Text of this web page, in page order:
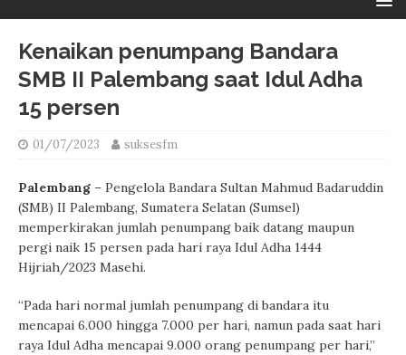
Kenaikan penumpang Bandara
SMB II Palembang saat Idul Adha
15 persen
01/07/2023 suksesfm
Palembang – Pengelola Bandara Sultan Mahmud Badaruddin
(SMB) II Palembang, Sumatera Selatan (Sumsel)
memperkirakan jumlah penumpang baik datang maupun
pergi naik 15 persen pada hari raya Idul Adha 1444
Hijriah/2023 Masehi.
“Pada hari normal jumlah penumpang di bandara itu
mencapai 6.000 hingga 7.000 per hari, namun pada saat hari
raya Idul Adha mencapai 9.000 orang penumpang per hari,”